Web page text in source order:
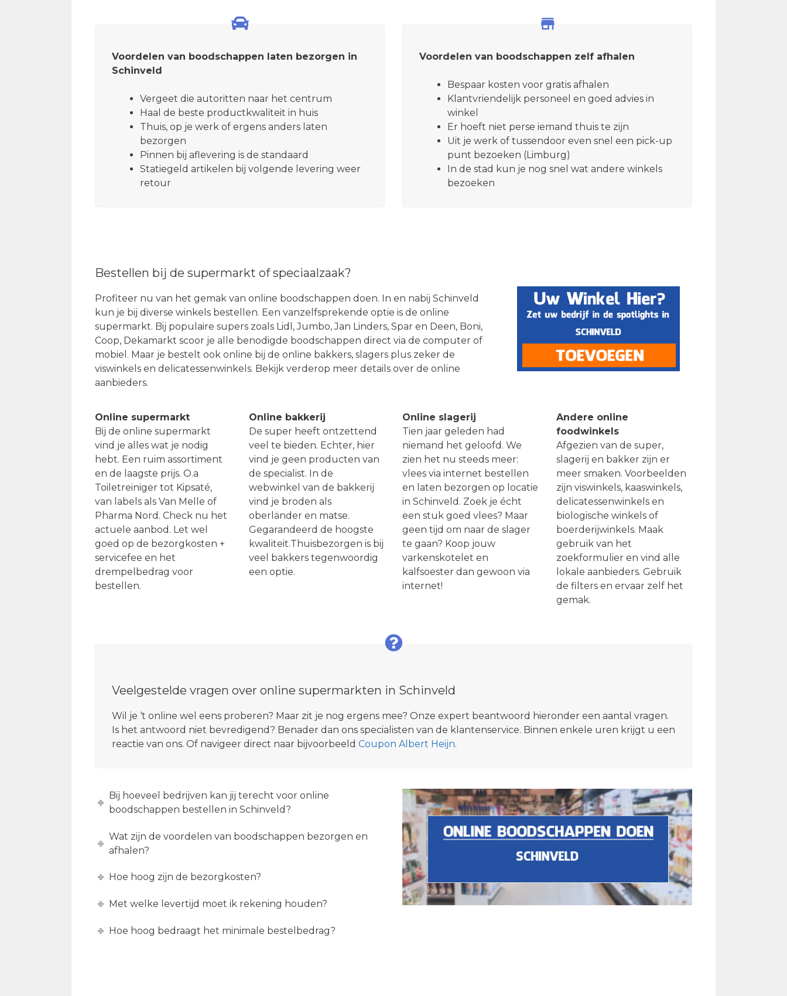
Voordelen van boodschappen laten bezorgen in
Schinveld
Vergeet die autoritten naar het centrum
Haal de beste productkwaliteit in huis
Thuis, op je werk of ergens anders laten
bezorgen
Pinnen bij aflevering is de standaard
Statiegeld artikelen bij volgende levering weer
retour
Voordelen van boodschappen zelf afhalen
Bespaar kosten voor gratis afhalen
Klantvriendelijk personeel en goed advies in
winkel
Er hoeft niet perse iemand thuis te zijn
Uit je werk of tussendoor even snel een pick-up
punt bezoeken (Limburg)
In de stad kun je nog snel wat andere winkels
bezoeken
Bestellen bij de supermarkt of speciaalzaak?
Profiteer nu van het gemak van online boodschappen doen. In en nabij Schinveld
kun je bij diverse winkels bestellen. Een vanzelfsprekende optie is de online
supermarkt. Bij populaire supers zoals Lidl, Jumbo, Jan Linders, Spar en Deen, Boni,
Coop, Dekamarkt scoor je alle benodigde boodschappen direct via de computer of
mobiel. Maar je bestelt ook online bij de online bakkers, slagers plus zeker de
viswinkels en delicatessenwinkels. Bekijk verderop meer details over de online
aanbieders.
Online supermarkt
Bij de online supermarkt
vind je alles wat je nodig
hebt. Een ruim assortiment
en de laagste prijs. O.a
Toiletreiniger tot Kipsaté,
van labels als Van Melle of
Pharma Nord. Check nu het
actuele aanbod. Let wel
goed op de bezorgkosten +
servicefee en het
drempelbedrag voor
bestellen.
Online bakkerij
De super heeft ontzettend
veel te bieden. Echter, hier
vind je geen producten van
de specialist. In de
webwinkel van de bakkerij
vind je broden als
oberländer en matse.
Gegarandeerd de hoogste
kwaliteit.Thuisbezorgen is bij
veel bakkers tegenwoordig
een optie.
Online slagerij
Tien jaar geleden had
niemand het geloofd. We
zien het nu steeds meer:
vlees via internet bestellen
en laten bezorgen op locatie
in Schinveld. Zoek je écht
een stuk goed vlees? Maar
geen tijd om naar de slager
te gaan? Koop jouw
varkenskotelet en
kalfsoester dan gewoon via
internet!
Andere online
foodwinkels
Afgezien van de super,
slagerij en bakker zijn er
meer smaken. Voorbeelden
zijn viswinkels, kaaswinkels,
delicatessenwinkels en
biologische winkels of
boerderijwinkels. Maak
gebruik van het
zoekformulier en vind alle
lokale aanbieders. Gebruik
de filters en ervaar zelf het
gemak.
Veelgestelde vragen over online supermarkten in Schinveld
Wil je ‘t online wel eens proberen? Maar zit je nog ergens mee? Onze expert beantwoord hieronder een aantal vragen.
Is het antwoord niet bevredigend? Benader dan ons specialisten van de klantenservice. Binnen enkele uren krijgt u een
reactie van ons. Of navigeer direct naar bijvoorbeeld Coupon Albert Heijn.
Bij hoeveel bedrijven kan jij terecht voor online
boodschappen bestellen in Schinveld?
Wat zijn de voordelen van boodschappen bezorgen en
afhalen?
Hoe hoog zijn de bezorgkosten?
Met welke levertijd moet ik rekening houden?
Hoe hoog bedraagt het minimale bestelbedrag?